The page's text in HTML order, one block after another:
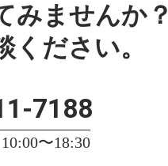
みませんか？
ください。
7188
〜18:30